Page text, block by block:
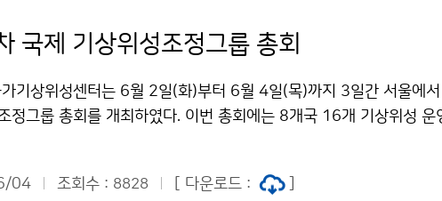
국제 기상위성조정그룹 총회
가기상위성센터는 6월 2일(화)부터 6월 4일(목)까지 3일간 서울에
정그룹 총회를 개최하였다. 이번 총회에는 8개국 16개 기상위성 운
하는 우주기상 대응, 주파수 간섭 문제 해결을 통한 위성 시스템 운
04 조회수 : 8828 [ 다운로드 :